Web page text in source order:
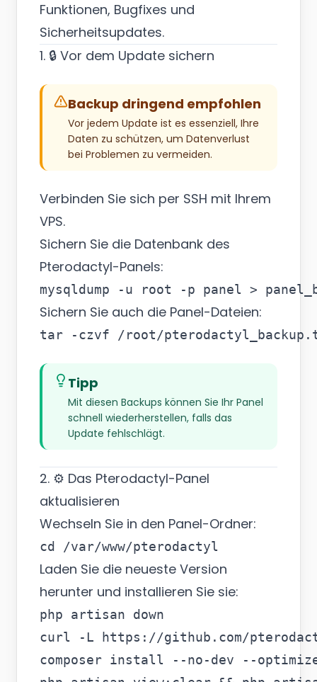
Funktionen, Bugfixes und
Sicherheitsupdates.
1. 🔒 Vor dem Update sichern
Backup dringend empfohlen
Vor jedem Update ist es essenziell, Ihre
Daten zu schützen, um Datenverlust
bei Problemen zu vermeiden.
Verbinden Sie sich per SSH mit Ihrem
VPS.
Sichern Sie die Datenbank des
Pterodactyl-Panels:
Sichern Sie auch die Panel-Dateien:
Tipp
Mit diesen Backups können Sie Ihr Panel
schnell wiederherstellen, falls das
Update fehlschlägt.
2. ⚙️ Das Pterodactyl-Panel
aktualisieren
Wechseln Sie in den Panel-Ordner:
Laden Sie die neueste Version
herunter und installieren Sie sie:
php artisan down
curl -L https://github.com/
composer install --no-dev --